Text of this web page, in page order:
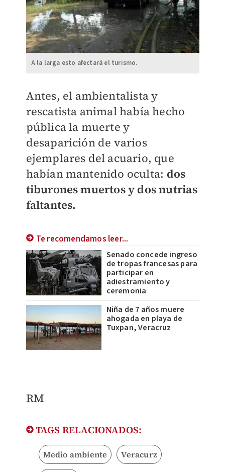
A la larga esto afectará el turismo.
Antes, el ambientalista y
rescatista animal había hecho
pública la muerte y
desaparición de varios
ejemplares del acuario, que
habían mantenido oculta: dos
tiburones muertos y dos nutrias
faltantes.
Te recomendamos leer...
Senado concede ingreso
de tropas francesas para
participar en
adiestramiento y
ceremonia
Niña de 7 años muere
ahogada en playa de
Tuxpan, Veracruz
RM
TAGS RELACIONADOS:
Medio ambiente Veracurz